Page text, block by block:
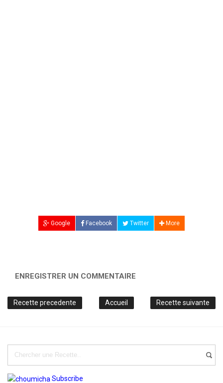
Google Facebook Twitter More
ENREGISTRER UN COMMENTAIRE
Recette precedente Recette suivante
Accueil
Subscribe